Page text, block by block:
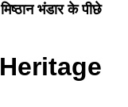
भंडार के पीछे
Heritage